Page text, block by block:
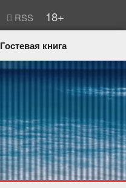
RSS 18+
Гостевая книга